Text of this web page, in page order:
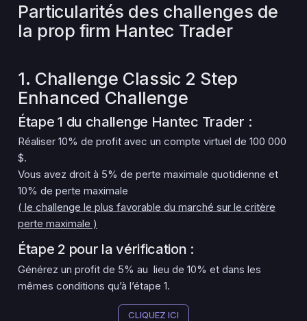
Particularités des challenges de
la prop firm Hantec Trader
1. Challenge Classic 2 Step
Enhanced Challenge
Étape 1 du challenge Hantec Trader :
Réaliser 10% de profit avec un compte virtuel de 100 000
$.
Vous avez droit à 5% de perte maximale quotidienne et
10% de perte maximale
( le challenge le plus favorable du marché sur le critère
perte maximale )
Étape 2 pour la vérification :
Générez un profit de 5% au lieu de 10% et dans les
mêmes conditions qu’à l’étape 1.
CLIQUEZ ICI